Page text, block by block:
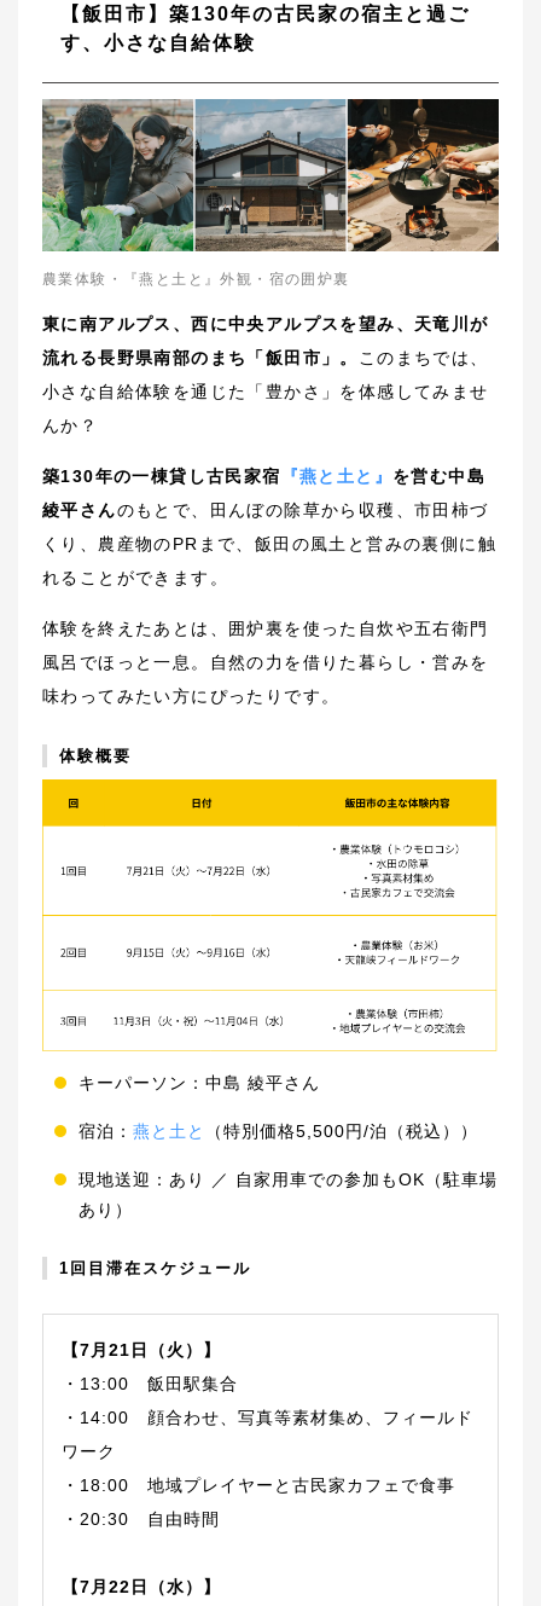
【飯田市】築130年の古民家の宿主と過ご
す、小さな自給体験
農業体験・『燕と土と』外観・宿の囲炉裏
東に南アルプス、西に中央アルプスを望み、天竜川が
流れる長野県南部のまち「飯田市」。
このまちでは、
小さな自給体験を通じた「豊かさ」を体感してみませ
んか？
築130年の一棟貸し古民家宿 『燕と土と』 を営む中島
綾平さんのもとで、田んぼの除草から収穫、市田柿づ
くり、農産物のPRまで、飯田の風土と営みの裏側に触
れることができます。
体験を終えたあとは、囲炉裏を使った自炊や五右衛門
風呂でほっと一息。自然の力を借りた暮らし・営みを
味わってみたい方にぴったりです。
体験概要
キーパーソン：中島 綾平さん
宿泊： 燕と土と （特別価格5,500円/泊（税込））
現地送迎：あり ／ 自家用車での参加もOK（駐車場
あり）
1回目滞在スケジュール
【7月21日（火）】
・13:00 飯田駅集合
・14:00 顔合わせ、写真等素材集め、フィールド
ワーク
・18:00 地域プレイヤーと古民家カフェで食事
・20:30 自由時間
【7月22日（水）】